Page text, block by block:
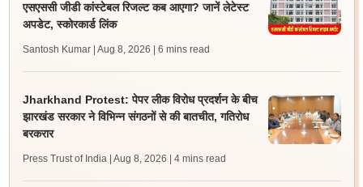
एसएससी जीडी कांस्टेबल रिजल्ट कब आएगा? जानें लेटेस्ट
अपडेट, स्कोरकार्ड लिंक
Santosh Kumar | Aug 8, 2026 | 6 mins read
Jharkhand Protest: पेपर लीक विरोध प्रदर्शन के बीच
झारखंड सरकार ने विभिन्न संगठनों से की बातचीत, गतिरोध
बरकरार
Press Trust of India | Aug 8, 2026 | 4 mins read